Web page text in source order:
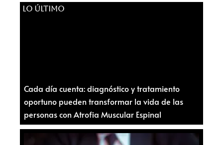
LO ÚLTIMO
Cada día cuenta: diagnóstico y tratamiento
oportuno pueden transformar la vida de las
personas con Atrofia Muscular Espinal